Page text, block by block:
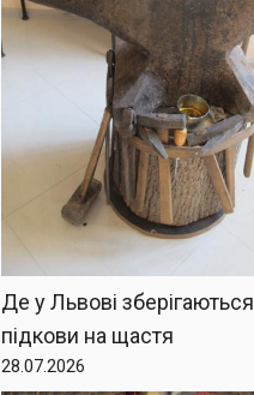
Де у Львові зберігаються
підкови на щастя
28.07.2026